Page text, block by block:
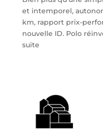
et intemporel,
km, rapport prix-
nouvelle ID. Polo
suite:
la
nouvelle
citadine